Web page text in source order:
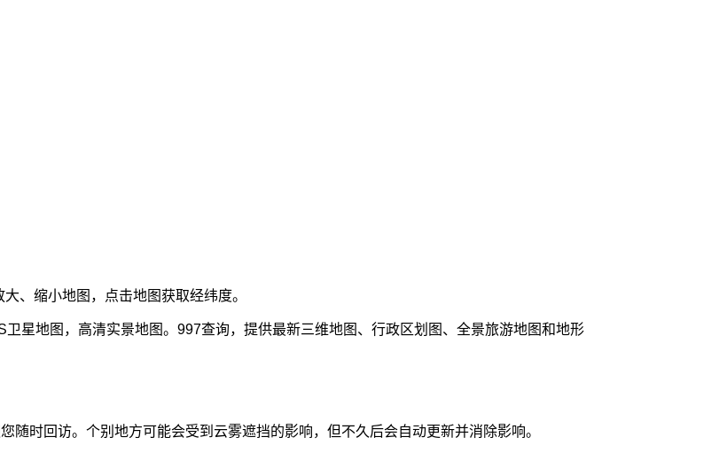
大、缩小地图，点击地图获取经纬度。
星地图，高清实景地图。997查询，提供最新三维地图、行政区划图、全景旅游地图和地形
随时回访。个别地方可能会受到云雾遮挡的影响，但不久后会自动更新并消除影响。